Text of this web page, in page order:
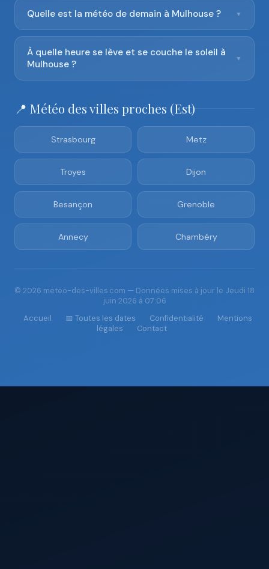
Quelle est la météo de demain à Mulhouse ? ▼
À quelle heure se lève et se couche le soleil à
Mulhouse ?
▼
📍 Météo des villes proches (Est)
Strasbourg Metz
Troyes Dijon
Besançon Grenoble
Annecy Chambéry
© 2026 meteo-des-villes.com — Données mises à jour le Jeudi 18
juin 2026 à 07:06
Accueil
📅 Toutes les dates Confidentialité
Mentions
légales
Contact